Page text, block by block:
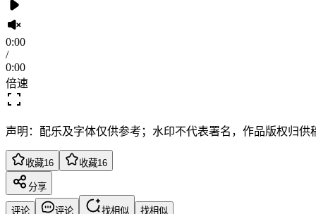
0:00
/
0:00
倍速
声明：配乐及字体仅供参考；水印不代表署名，作品版权归供
收藏16 收藏16
分享
评论 评论 找相似 找相似